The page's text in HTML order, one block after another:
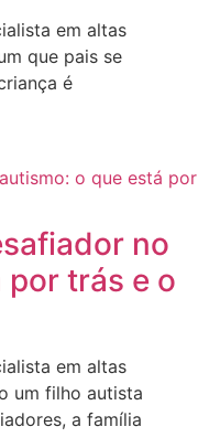
em altas
que pais se
é
no
trás e o
em altas
um filho autista
a família